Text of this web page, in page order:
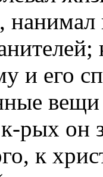
и его
рых он
к